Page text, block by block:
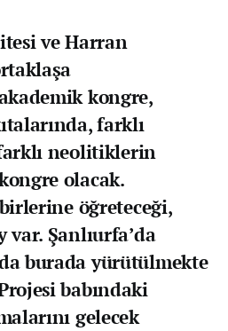
ve Harran
kongre,
farklı
neolitiklerin
olacak.
öğreteceği,
var. Şanlıurfa’da
burada yürütülmekte
babındaki
gelecek